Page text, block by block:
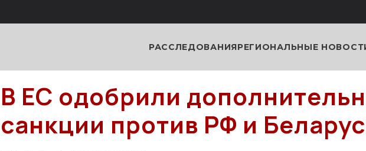
РАССЛЕДОВАНИЯРЕГИОНАЛЬНЫЕ
В ЕС одобрили
санкции против РФ и